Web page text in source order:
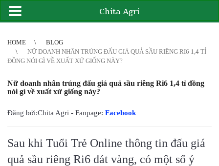
HOME
BLOG
NỮ DOANH NHÂN TRÚNG ĐẤU GIÁ QUẢ SẦU RIÊNG RI6 1,4 TỈ
ĐỒNG NÓI GÌ VỀ XUẤT XỨ GIỐNG NÀY?
Nữ doanh nhân trúng đấu giá quả sầu riêng Ri6 1,4 tỉ đồng
nói gì về xuất xứ giống này?
Đăng bởi:Chita Agri - Fanpage: Facebook
Sau khi Tuổi Trẻ Online thông tin đấu giá
quả sầu riêng Ri6 dát vàng, có một số ý
Chita Agri